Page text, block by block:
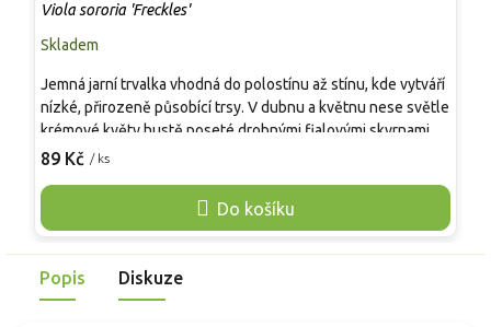
Viola sororia 'Freckles'
Skladem
89 Kč / ks
Do košíku
Jemná jarní trvalka vhodná do polostínu až stínu, kde vytváří
nízké, přirozeně působící trsy. V dubnu a květnu nese světle
krémové květy hustě poseté drobnými fialovými skvrnami,
které působí lehce a nenápadně dekorativně. Rostlina
stromy, k okrajům stinných záhonů i do přírodních výsadeb.
Je mrazuvzdorná, dlouhověká a při vhodných podmínkách
Popis Diskuze